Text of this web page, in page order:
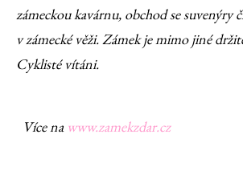
zámeckou kavárnu, obchod se suvenýry
v zámecké věži. Zámek je mimo jiné
Cyklisté vítáni.
Více na www.zamekzdar.cz